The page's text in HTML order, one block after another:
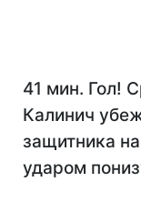
41 мин. Гол!
Калинич
защитника
ударом